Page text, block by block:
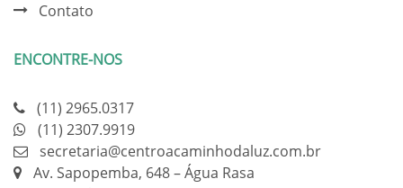
Contato
ENCONTRE-NOS
(11) 2965.0317
(11) 2307.9919
secretaria@centroacaminhodaluz.com.br
Av. Sapopemba, 648 – Água Rasa